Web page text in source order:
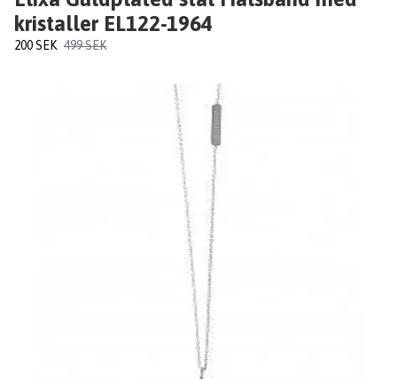
kristaller EL122-1964
200 SEK 499 SEK